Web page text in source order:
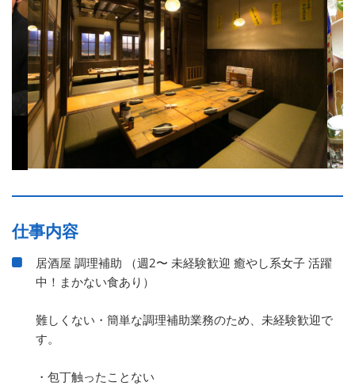
仕事内容
居酒屋 調理補助 （週2〜 未経験歓迎 癒やし系女子 活躍
中！まかない食あり）
難しくない・簡単な調理補助業務のため、未経験歓迎で
す。
・包丁触ったことない